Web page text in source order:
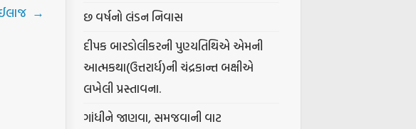
→
છ વર્ષનો લંડન નિવાસ
દીપક બારડોલીકરની પુણ્યતિથિએ એમની
આત્મકથા(ઉત્તરાર્ધ)ની ચંદ્રકાન્ત બક્ષીએ
લખેલી પ્રસ્તાવના.
ગાંધીને જાણવા, સમજવાની વાટ